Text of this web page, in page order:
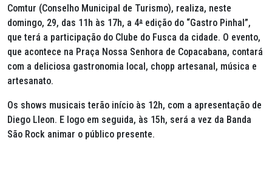
Comtur (Conselho Municipal de Turismo), realiza, neste
domingo, 29, das 11h às 17h, a 4ª edição do “Gastro Pinhal”,
que terá a participação do Clube do Fusca da cidade. O evento,
que acontece na Praça Nossa Senhora de Copacabana, contará
com a deliciosa gastronomia local, chopp artesanal, música e
artesanato.
Os shows musicais terão início às 12h, com a apresentação de
Diego Lleon. E logo em seguida, às 15h, será a vez da Banda
São Rock animar o público presente.